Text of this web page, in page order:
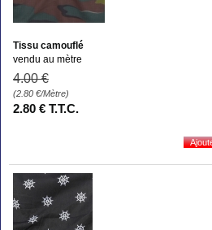
Tissu camouflé
vendu au mètre
4.00 €
(2.80 €/Mètre)
2.80 € T.T.C.